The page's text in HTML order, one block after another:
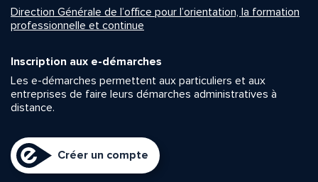
Direction Générale de l’office pour l’orientation, la formation
professionnelle et continue
Inscription aux e-démarches
Les e-démarches permettent aux particuliers et aux
entreprises de faire leurs démarches administratives à
distance.
Créer un compte